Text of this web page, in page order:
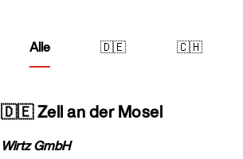
Alle 🇩🇪 🇨🇭
🇩🇪 Zell an der Mosel
Wirtz GmbH